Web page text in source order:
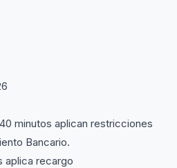
minutos aplican restricciones
Bancario.
aplica recargo